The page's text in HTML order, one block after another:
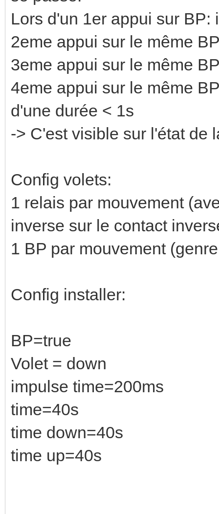
Lors d'un 1er appui sur BP:
2eme appui sur le même
3eme appui sur le même
4eme appui sur le même
d'une durée < 1s
-> C'est visible sur l'état de
Config volets:
1 relais par mouvement
inverse sur le contact
1 BP par mouvement
Config installer:
BP=true
Volet = down
impulse time=200ms
time=40s
time down=40s
time up=40s